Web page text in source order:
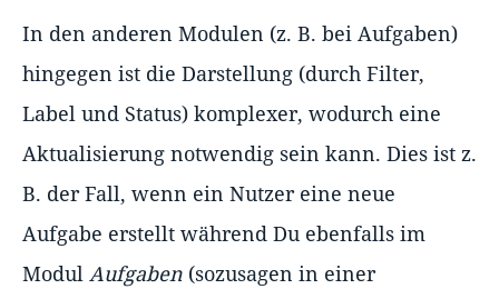
In den anderen Modulen (z. B. bei Aufgaben)
hingegen ist die Darstellung (durch Filter,
Label und Status) komplexer, wodurch eine
Aktualisierung notwendig sein kann. Dies ist z.
B. der Fall, wenn ein Nutzer eine neue
Aufgabe erstellt während Du ebenfalls im
Modul Aufgaben (sozusagen in einer